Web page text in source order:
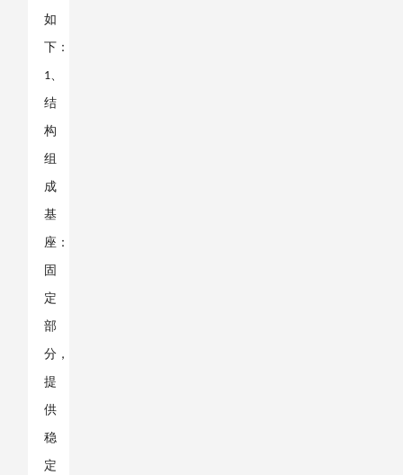
如
下：
1、
结
构
组
成
基
座：
固
定
部
分，
提
供
稳
定